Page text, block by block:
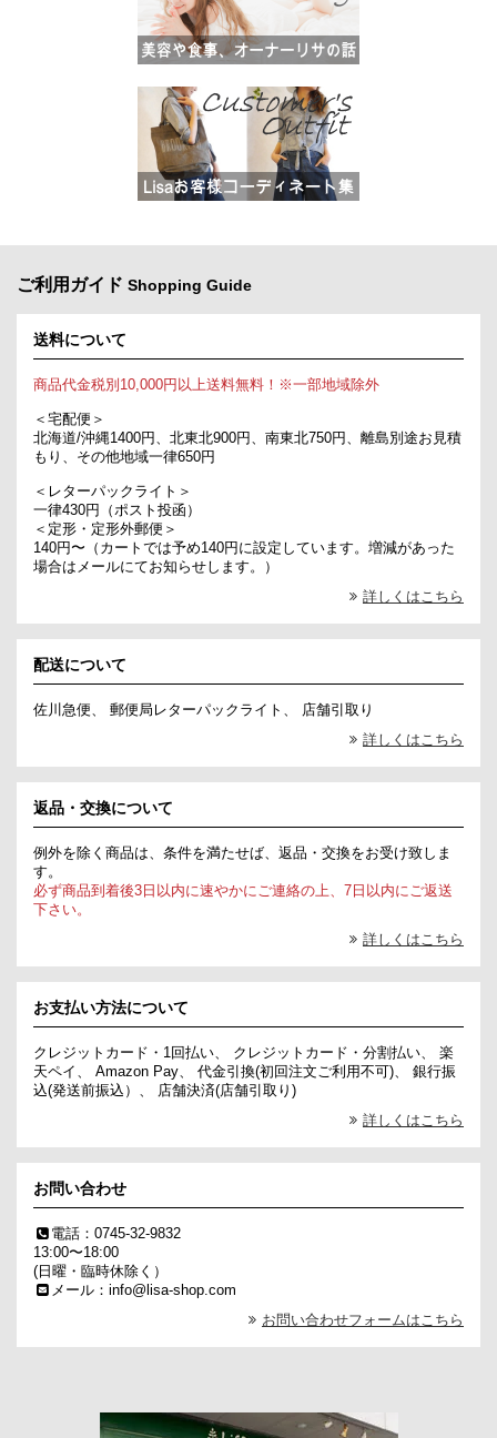
ご利用ガイド Shopping Guide
送料について
商品代金税別10,000円以上送料無料！※一部地域除外
＜宅配便＞
北海道/沖縄1400円、北東北900円、南東北750円、離島別途お見積
もり、その他地域一律650円
＜レターパックライト＞
一律430円（ポスト投函）
＜定形・定形外郵便＞
140円〜（カートでは予め140円に設定しています。増減があった
場合はメールにてお知らせします。）
詳しくはこちら
配送について
佐川急便、 郵便局レターパックライト、 店舗引取り
詳しくはこちら
返品・交換について
例外を除く商品は、条件を満たせば、返品・交換をお受け致しま
す。
必ず商品到着後3日以内に速やかにご連絡の上、7日以内にご返送
下さい。
詳しくはこちら
お支払い方法について
クレジットカード・1回払い、 クレジットカード・分割払い、 楽
天ペイ、 Amazon Pay、 代金引換(初回注文ご利用不可)、 銀行振
込(発送前振込）、 店舗決済(店舗引取り)
詳しくはこちら
お問い合わせ
電話：0745-32-9832
13:00〜18:00
(日曜・臨時休除く）
メール：info@lisa-shop.com
お問い合わせフォームはこちら